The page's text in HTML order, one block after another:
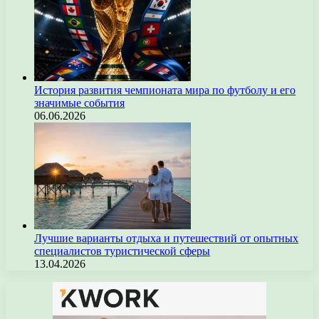
История развития чемпионата мира по футболу и его
значимые события
06.06.2026
Лучшие варианты отдыха и путешествий от опытных
специалистов туристической сферы
13.04.2026